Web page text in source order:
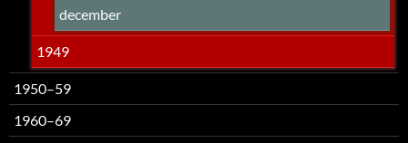
december
1949
1950–59
1960–69